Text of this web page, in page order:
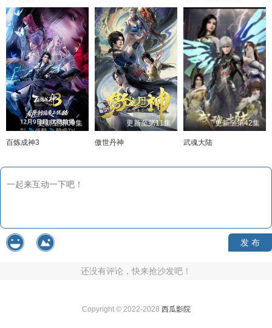
更新至第09集
百炼成神3
更新至第11集
傲世丹神
更新至第42集
武魂大陆
发 布
还没有评论，快来抢沙发吧！
Copyright © 2022-2028 西瓜影院